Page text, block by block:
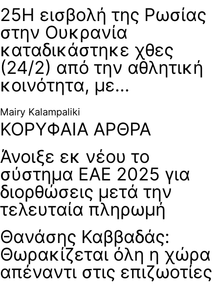
25Η εισβολή της Ρωσίας
στην Ουκρανία
καταδικάστηκε χθες
(24/2) από την αθλητική
κοινότητα, με...
Mairy Kalampaliki
ΚΟΡΥΦΑΙΑ ΑΡΘΡΑ
Άνοιξε εκ νέου το
σύστημα ΕΑΕ 2025 για
διορθώσεις μετά την
τελευταία πληρωμή
Θανάσης Καββαδάς:
Θωρακίζεται όλη η χώρα
απέναντι στις επιζωοτίες